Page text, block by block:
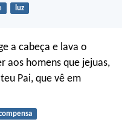
luz
a cabeça e lava o
aos homens que jejuas,
Pai, que vê em